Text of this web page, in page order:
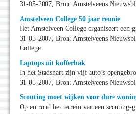
31-05-2007, Bron: Amstelveens
Amstelveen College 50 jaar reunie
Het Amstelveen College organiseert een
31-05-2007, Bron: Amstelveens
College
Laptops uit kofferbak
In het Stadshart zijn vijf auto’s
31-05-2007, Bron: Amstelveens
Scouting moet wijken voor dure
Op en rond het terrein van een scouting-